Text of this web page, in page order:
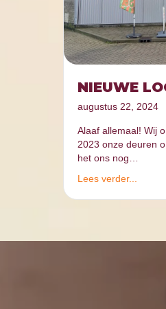
NIEUWE
augustus 22, 2024
Alaaf allemaal! Wij
2023 onze deuren
het ons nog…
Lees verder...